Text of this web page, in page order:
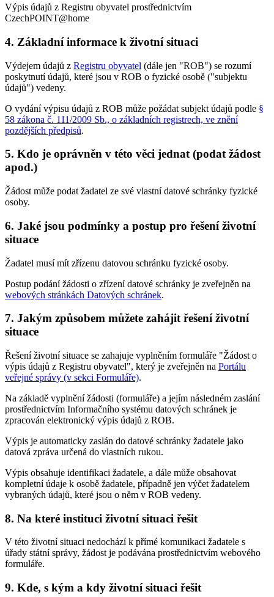
Výpis údajů z Registru obyvatel prostřednictvím
CzechPOINT@home
4. Základní informace k životní situaci
Výdejem údajů z Registru obyvatel (dále jen "ROB") se rozumí
poskytnutí údajů, které jsou v ROB o fyzické osobě ("subjektu
údajů") vedeny.
O vydání výpisu údajů z ROB může požádat subjekt údajů podle §
58 zákona č. 111/2009 Sb., o základních registrech, ve znění
pozdějších předpisů.
5. Kdo je oprávněn v této věci jednat (podat žádost
apod.)
Žádost může podat žadatel ze své vlastní datové schránky fyzické
osoby.
6. Jaké jsou podmínky a postup pro řešení životní
situace
Žadatel musí mít zřízenu datovou schránku fyzické osoby.
Postup podání žádosti o zřízení datové schránky je zveřejněn na
webových stránkách Datových schránek.
7. Jakým způsobem můžete zahájit řešení životní
situace
Řešení životní situace se zahajuje vyplněním formuláře "Žádost o
výpis údajů z Registru obyvatel", který je zveřejněn na Portálu
veřejné správy (v sekci Formuláře).
Na základě vyplnění žádosti (formuláře) a jejím následném zaslání
prostřednictvím Informačního systému datových schránek je
zpracován elektronický výpis údajů z ROB.
Výpis je automaticky zaslán do datové schránky žadatele jako
datová zpráva určená do vlastních rukou.
Výpis obsahuje identifikaci žadatele, a dále může obsahovat
kompletní údaje k osobě žadatele, případně jen výčet žadatelem
vybraných údajů, které jsou o něm v ROB vedeny.
8. Na které instituci životní situaci řešit
V této životní situaci nedochází k přímé komunikaci žadatele s
úřady státní správy, žádost je podávána prostřednictvím webového
formuláře.
9. Kde, s kým a kdy životní situaci řešit